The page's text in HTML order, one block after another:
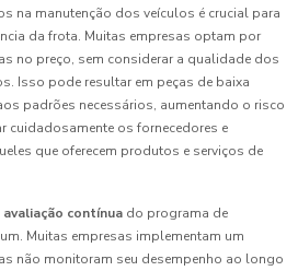
na manutenção dos veículos é crucial para
da frota. Muitas empresas optam por
no preço, sem considerar a qualidade dos
Isso pode resultar em peças de baixa
padrões necessários, aumentando o risco
cuidadosamente os fornecedores e
que oferecem produtos e serviços de
contínua do programa de
Muitas empresas implementam um
não monitoram seu desempenho ao longo